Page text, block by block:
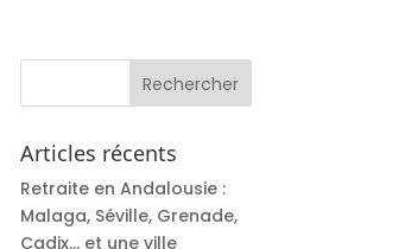
Articles récents
Retraite en Andalousie :
Malaga, Séville, Grenade,
Cadix… et une ville